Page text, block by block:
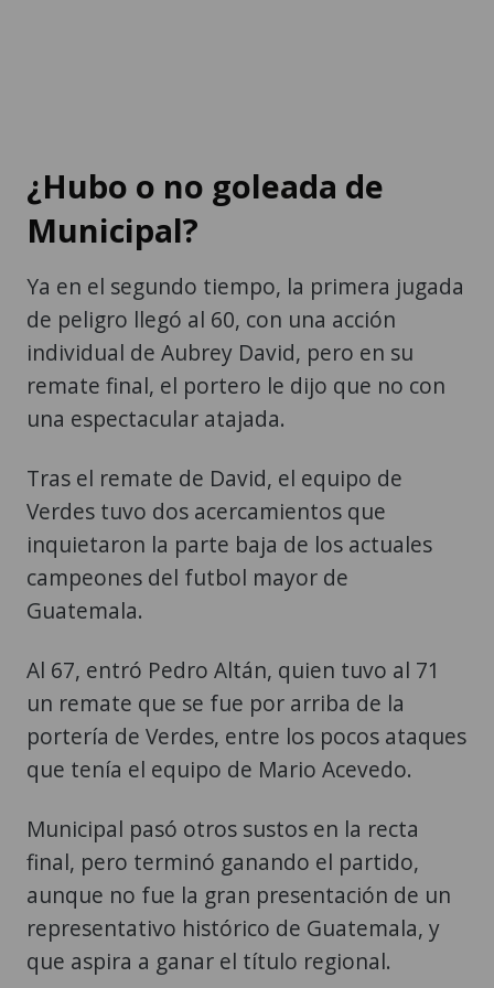
¿Hubo o no goleada de
Municipal?
Ya en el segundo tiempo, la primera jugada
de peligro llegó al 60, con una acción
individual de Aubrey David, pero en su
remate final, el portero le dijo que no con
una espectacular atajada.
Tras el remate de David, el equipo de
Verdes tuvo dos acercamientos que
inquietaron la parte baja de los actuales
campeones del futbol mayor de
Guatemala.
Al 67, entró Pedro Altán, quien tuvo al 71
un remate que se fue por arriba de la
portería de Verdes, entre los pocos ataques
que tenía el equipo de Mario Acevedo.
Municipal pasó otros sustos en la recta
final, pero terminó ganando el partido,
aunque no fue la gran presentación de un
representativo histórico de Guatemala, y
que aspira a ganar el título regional.